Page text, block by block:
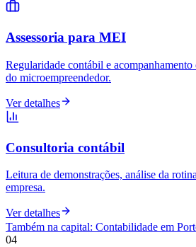
Assessoria para MEI
Regularidade contábil e
do microempreendedor.
Ver detalhes
Consultoria contábil
Leitura de demonstrações, análise da
empresa.
Ver detalhes
Também na capital: Contabilidade em
04